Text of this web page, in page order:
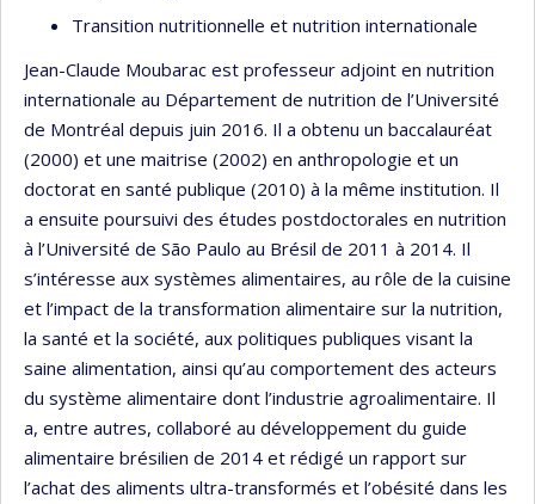
Transition nutritionnelle et nutrition internationale
Jean-Claude Moubarac est professeur adjoint en nutrition
internationale au Département de nutrition de l’Université
de Montréal depuis juin 2016. Il a obtenu un baccalauréat
(2000) et une maitrise (2002) en anthropologie et un
doctorat en santé publique (2010) à la même institution. Il
a ensuite poursuivi des études postdoctorales en nutrition
à l’Université de São Paulo au Brésil de 2011 à 2014. Il
s’intéresse aux systèmes alimentaires, au rôle de la cuisine
et l’impact de la transformation alimentaire sur la nutrition,
la santé et la société, aux politiques publiques visant la
saine alimentation, ainsi qu’au comportement des acteurs
du système alimentaire dont l’industrie agroalimentaire. Il
a, entre autres, collaboré au développement du guide
alimentaire brésilien de 2014 et rédigé un rapport sur
l’achat des aliments ultra-transformés et l’obésité dans les